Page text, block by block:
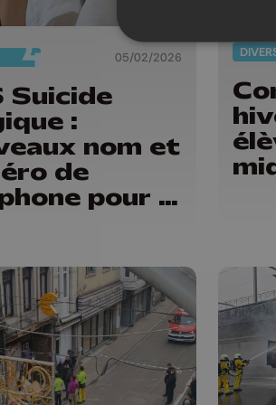
05/02/2026
Suicide
:
nom et
de
pour la